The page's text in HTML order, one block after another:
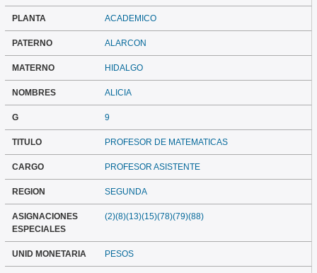
PLANTA ACADEMICO
PATERNO ALARCON
MATERNO HIDALGO
NOMBRES ALICIA
G 9
TITULO PROFESOR DE MATEMATICAS
CARGO PROFESOR ASISTENTE
REGION SEGUNDA
ASIGNACIONES
ESPECIALES
(2)(8)(13)(15)(78)(79)(88)
UNID MONETARIA PESOS